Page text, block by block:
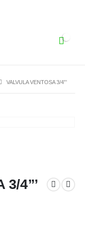
VALVULA VENTOSA 3/4”’
3/4”’